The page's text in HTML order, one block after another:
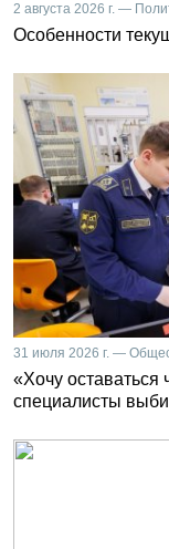
2 августа 2026 г. —
Особенности
31 июля 2026 г. —
«Хочу
специалисты